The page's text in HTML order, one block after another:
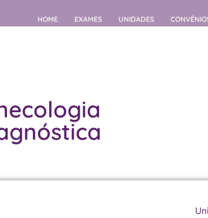
HOME EXAMES UNIDADES